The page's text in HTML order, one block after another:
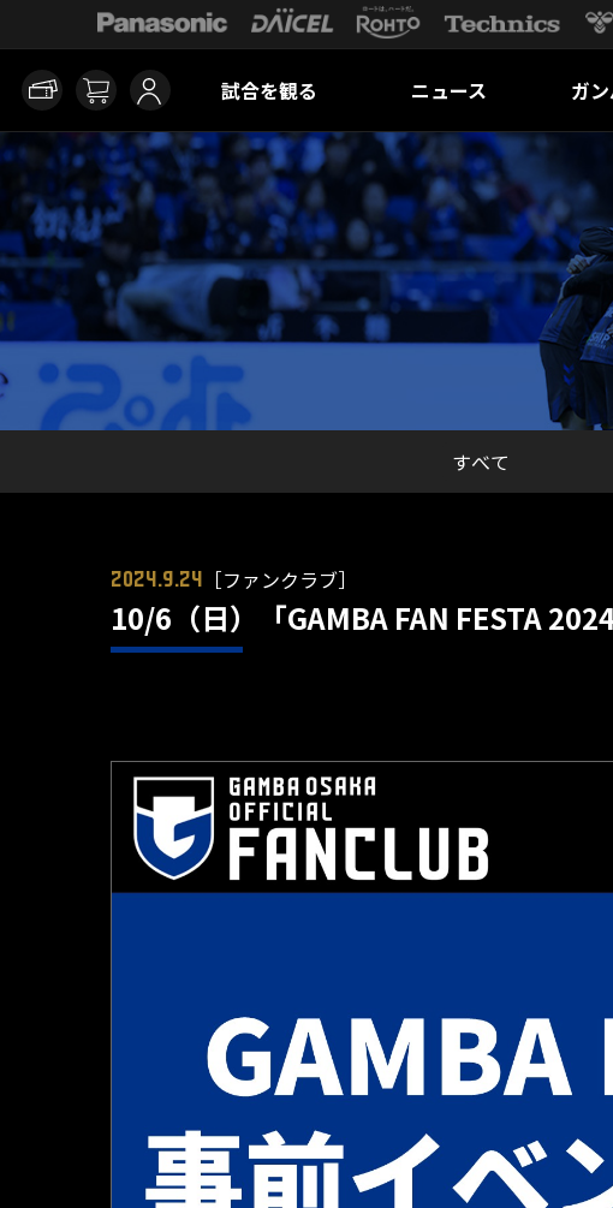
試合を観る ニュース ガ
2024.9.24 ［ファンクラブ］
10/6（日）「GAMBA FAN FESTA